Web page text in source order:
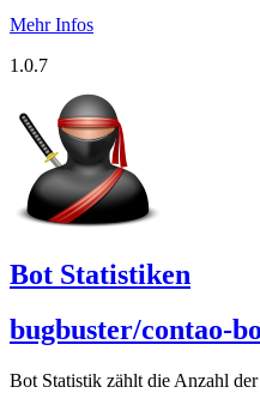
Mehr Infos
1.0.7
Bot Statistiken
bugbuster/contao-
Bot Statistik zählt die Anzahl